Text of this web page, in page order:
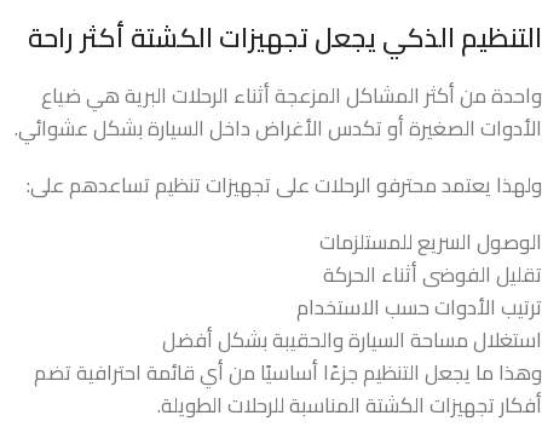
التنظيم الذكي يجعل تجهيزات الكشتة أكثر راحة
واحدة من أكثر المشاكل المزعجة أثناء الرحلات البرية هي ضياع
الأدوات الصغيرة أو تكدس الأغراض داخل السيارة بشكل عشوائي.
ولهذا يعتمد محترفو الرحلات على تجهيزات تنظيم تساعدهم على:
الوصول السريع للمستلزمات
تقليل الفوضى أثناء الحركة
ترتيب الأدوات حسب الاستخدام
استغلال مساحة السيارة والحقيبة بشكل أفضل
وهذا ما يجعل التنظيم جزءًا أساسيًا من أي قائمة احترافية تضم
أفكار تجهيزات الكشتة المناسبة للرحلات الطويلة.